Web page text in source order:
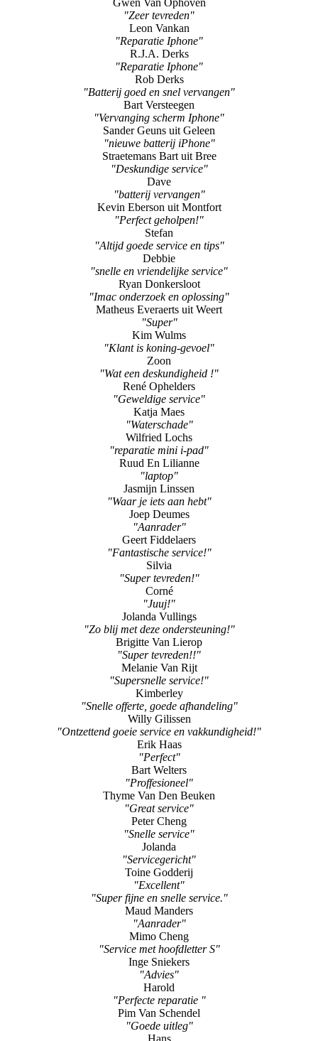
R.J.A. Derks
"Reparatie Iphone"
Rob Derks
"Batterij goed en snel vervangen"
Bart Versteegen
"Vervanging scherm Iphone"
Sander Geuns uit Geleen
"nieuwe batterij iPhone"
Straetemans Bart uit Bree
"Deskundige service"
Dave
"batterij vervangen"
Kevin Eberson uit Montfort
"Perfect geholpen!"
Stefan
"Altijd goede service en tips"
Debbie
"snelle en vriendelijke service"
Ryan Donkersloot
"Imac onderzoek en oplossing"
Matheus Everaerts uit Weert
"Super"
Kim Wulms
"Klant is koning-gevoel"
Zoon
"Wat een deskundigheid !"
René Ophelders
"Geweldige service"
Katja Maes
"Waterschade"
Wilfried Lochs
"reparatie mini i-pad"
Ruud En Lilianne
"laptop"
Jasmijn Linssen
"Waar je iets aan hebt"
Joep Deumes
"Aanrader"
Geert Fiddelaers
"Fantastische service!"
Silvia
"Super tevreden!"
Corné
"Juuj!"
Jolanda Vullings
"Zo blij met deze ondersteuning!"
Brigitte Van Lierop
"Super tevreden!!"
Melanie Van Rijt
"Supersnelle service!"
Kimberley
"Snelle offerte, goede afhandeling"
Willy Gilissen
"Ontzettend goeie service en vakkundigheid!"
Erik Haas
"Perfect"
Bart Welters
"Proffesioneel"
Thyme Van Den Beuken
"Great service"
Peter Cheng
"Snelle service"
Jolanda
"Servicegericht"
Toine Godderij
"Excellent"
"Super fijne en snelle service."
Maud Manders
"Aanrader"
Mimo Cheng
"Service met hoofdletter S"
Inge Sniekers
"Advies"
Harold
"Perfecte reparatie "
Pim Van Schendel
"Goede uitleg"
Hans
"Geweldige service, Service zoals die moet zijn."
Marcel
"Scherm vervangen iphone 6."